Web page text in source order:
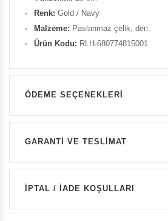
Renk: Gold / Navy
Malzeme: Paslanmaz çelik, deri.
Ürün Kodu: RLH-680774815001
ÖDEME SEÇENEKLERI
10.750 TL
Kredi Kartı Tek Çekim
GARANTİ VE TESLİMAT
GARANTİ
İPTAL / İADE KOŞULLARI